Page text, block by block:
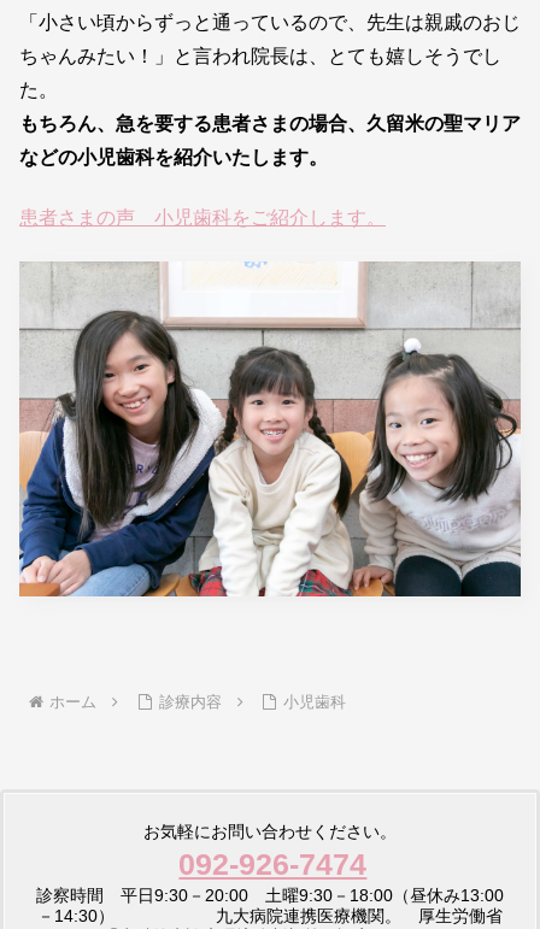
「小さい頃からずっと通っているので、先生は親戚のおじ
ちゃんみたい！」と言われ院長は、とても嬉しそうでし
た。
もちろん、急を要する患者さまの場合、久留米の聖マリア
などの小児歯科を紹介いたします。
患者さまの声 小児歯科をご紹介します。
ホーム 診療内容 小児歯科
お気軽にお問い合わせください。
092-926-7474
診察時間 平日9:30－20:00 土曜9:30－18:00（昼休み13:00
－14:30） 九大病院連携医療機関。 厚生労働省